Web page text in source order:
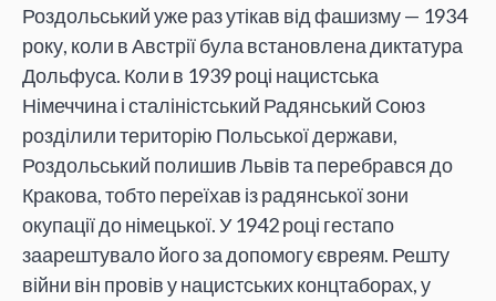
Роздольський уже раз утікав від фашизму — 1934
року, коли в Австрії була встановлена диктатура
Дольфуса. Коли в 1939 році нацистська
Німеччина і сталіністський Радянський Союз
розділили територію Польської держави,
Роздольський полишив Львів та перебрався до
Кракова, тобто переїхав із радянської зони
окупації до німецької. У 1942 році гестапо
заарештувало його за допомогу євреям. Решту
війни він провів у нацистських концтаборах, у